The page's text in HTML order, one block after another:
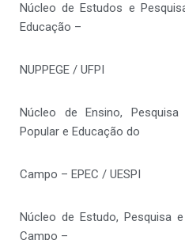
Núcleo de Estudos e
Educação –
NUPPEGE / UFPI
Núcleo de Ensino,
Popular e Educação do
Campo – EPEC / UESPI
Núcleo de Estudo, Pesquisa
Campo –